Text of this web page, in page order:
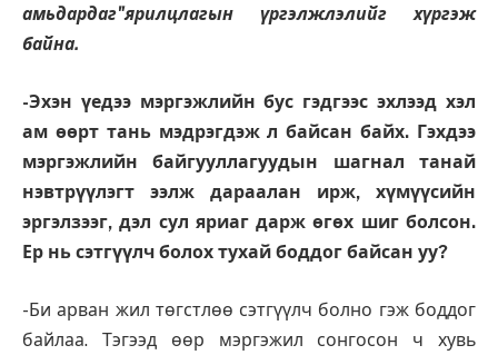
амьдардаг"ярилцлагын үргэлжлэлийг хүргэж
байна.
-Эхэн үедээ мэргэжлийн бус гэдгээс эхлээд хэл
ам өөрт тань мэдрэгдэж л байсан байх. Гэхдээ
мэргэжлийн байгууллагуудын шагнал танай
нэвтрүүлэгт ээлж дараалан ирж, хүмүүсийн
эргэлзээг, дэл сул яриаг дарж өгөх шиг болсон.
Ер нь сэтгүүлч болох тухай боддог байсан уу?
-Би арван жил төгстлөө сэтгүүлч болно гэж боддог
байлаа. Тэгээд өөр мэргэжил сонгосон ч хувь